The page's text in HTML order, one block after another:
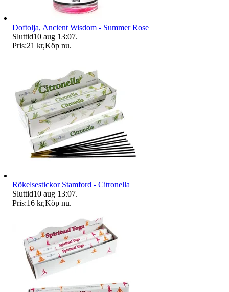
Doftolja, Ancient Wisdom - Summer Rose
Sluttid10 aug 13:07.
Pris:21 kr,Köp nu.
Rökelsestickor Stamford - Citronella
Sluttid10 aug 13:07.
Pris:16 kr,Köp nu.